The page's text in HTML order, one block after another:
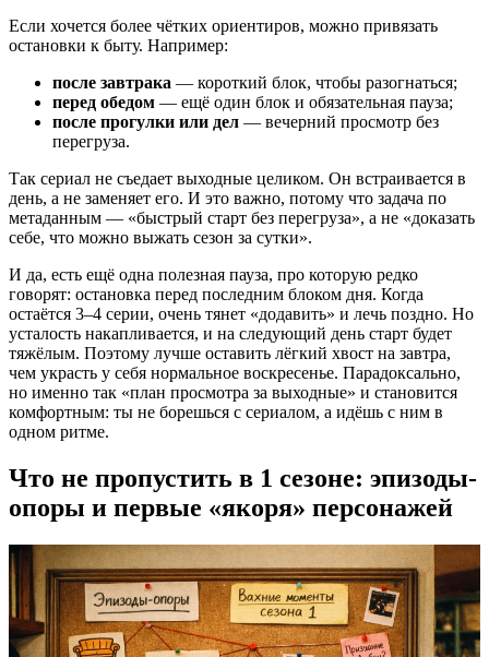
Если хочется более чётких ориентиров, можно привязать
остановки к быту. Например:
после завтрака — короткий блок, чтобы разогнаться;
перед обедом — ещё один блок и обязательная пауза;
после прогулки или дел — вечерний просмотр без
перегруза.
Так сериал не съедает выходные целиком. Он встраивается в
день, а не заменяет его. И это важно, потому что задача по
метаданным — «быстрый старт без перегруза», а не «доказать
себе, что можно выжать сезон за сутки».
И да, есть ещё одна полезная пауза, про которую редко
говорят: остановка перед последним блоком дня. Когда
остаётся 3–4 серии, очень тянет «додавить» и лечь поздно. Но
усталость накапливается, и на следующий день старт будет
тяжёлым. Поэтому лучше оставить лёгкий хвост на завтра,
чем украсть у себя нормальное воскресенье. Парадоксально,
но именно так «план просмотра за выходные» и становится
комфортным: ты не борешься с сериалом, а идёшь с ним в
одном ритме.
Что не пропустить в 1 сезоне: эпизоды-
опоры и первые «якоря» персонажей